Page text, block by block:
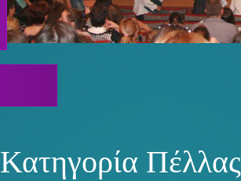
1 2 3 4 5
Κατηγορία Πέλλας